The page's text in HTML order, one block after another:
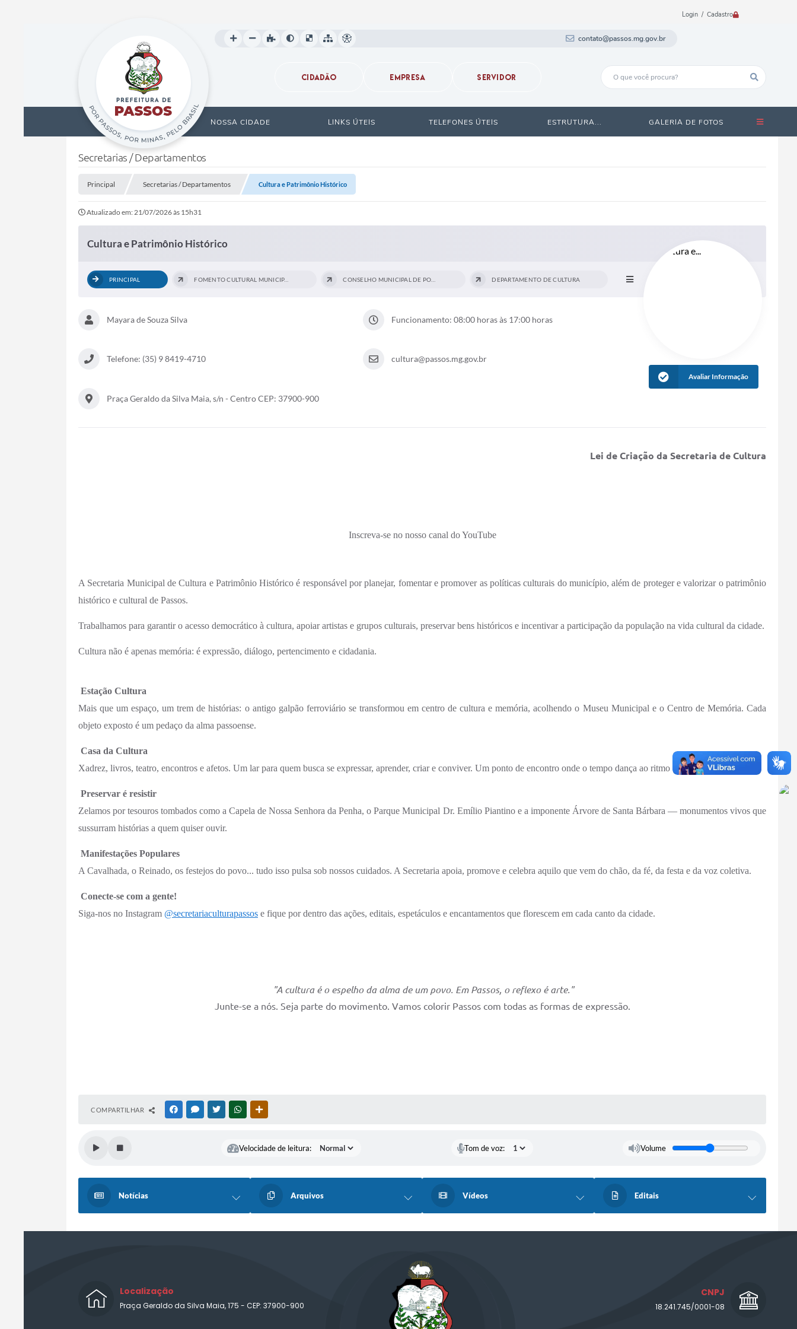
Login / Cadastro
contato@passos.mg.gov.br
CIDADÃO EMPRESA SERVIDOR
NOSSA CIDADE LINKS ÚTEIS TELEFONES ÚTEIS ESTRUTURA... GALERIA DE FOTOS
Secretarias / Departamentos
Principal Secretarias / Departamentos Cultura e Patrimônio Histórico
Atualizado em: 21/07/2026 às 15h31
Cultura e Patrimônio Histórico
PRINCIPAL FOMENTO CULTURAL MUNICIPAL DEPARTAMENTO DE CULTURA
Mayara de Souza Silva Funcionamento: 08:00 horas às 17:00 horas
Telefone: (35) 9 8419-4710 cultura@passos.mg.gov.br
Praça Geraldo da Silva Maia, s/n - Centro CEP: 37900-900
Avaliar Informação
Lei de Criação da Secretaria de Cultura
Inscreva-se no nosso canal do YouTube
A Secretaria Municipal de Cultura e Patrimônio Histórico é responsável por planejar, fomentar e promover as políticas culturais do município, além de proteger e valorizar o patrimônio
histórico e cultural de Passos.
Trabalhamos para garantir o acesso democrático à cultura, apoiar artistas e grupos culturais, preservar bens históricos e incentivar a participação da população na vida cultural da cidade.
Cultura não é apenas memória: é expressão, diálogo, pertencimento e cidadania.
Estação Cultura
Mais que um espaço, um trem de histórias: o antigo galpão ferroviário se transformou em centro de cultura e memória, acolhendo o Museu Municipal e o Centro de Memória. Cada
objeto exposto é um pedaço da alma passoense.
Casa da Cultura
Xadrez, livros, teatro, encontros e afetos. Um lar para quem busca se expressar, aprender, criar e conviver. Um ponto de encontro onde o tempo dança ao ritmo da imaginação.
Preservar é resistir
Zelamos por tesouros tombados como a Capela de Nossa Senhora da Penha, o Parque Municipal Dr. Emílio Piantino e a imponente Árvore de Santa Bárbara — monumentos vivos que
sussurram histórias a quem quiser ouvir.
Manifestações Populares
A Cavalhada, o Reinado, os festejos do povo... tudo isso pulsa sob nossos cuidados. A Secretaria apoia, promove e celebra aquilo que vem do chão, da fé, da festa e da voz coletiva.
Conecte-se com a gente!
Siga-nos no Instagram @secretariaculturapassos e fique por dentro das ações, editais, espetáculos e encantamentos que florescem em cada canto da cidade.
"A cultura é o espelho da alma de um povo. Em Passos, o reflexo é arte."
Junte-se a nós. Seja parte do movimento. Vamos colorir Passos com todas as formas de expressão.
COMPARTILHAR FACEBOOKMESSENGER
TWITTERWHATSAPP
Velocidade de leitura: Tom de voz: Volume
Notícias Arquivos Vídeos Editais
Localização
Praça Geraldo da Silva Maia, 175 - CEP: 37900-900
CNPJ
18.241.745/0001-08